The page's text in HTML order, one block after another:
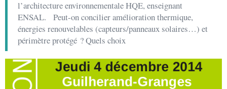
l’architecture environnementale HQE, enseignant
ENSAL. Peut-on concilier amélioration thermique,
énergies renouvelables (capteurs/panneaux solaires…) et
périmètre protégé ? Quels choix